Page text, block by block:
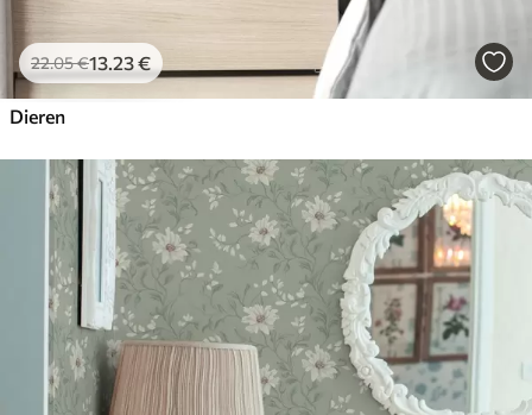
22.05€13.23€
Dieren